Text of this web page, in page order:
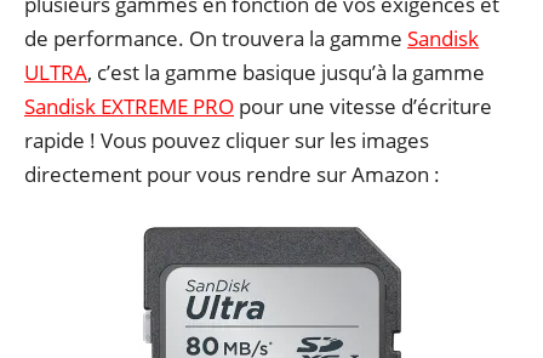
de performance. On trouvera la gamme Sandisk
ULTRA, c’est la gamme basique jusqu’à la gamme
Sandisk EXTREME PRO pour une vitesse d’écriture
rapide ! Vous pouvez cliquer sur les images
directement pour vous rendre sur Amazon :